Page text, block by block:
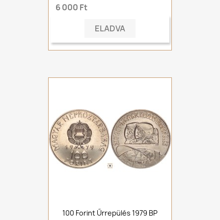
6 000 Ft
ELADVA
100 Forint Űrrepülés 1979 BP